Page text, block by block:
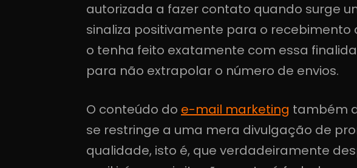
autorizada a fazer contato quando surge
sinaliza positivamente para o
o tenha feito exatamente com essa
para não extrapolar o número de envios.
O conteúdo do e-mail marketing também
se restringe a uma mera divulgação de
qualidade, isto é, que verdadeiramente